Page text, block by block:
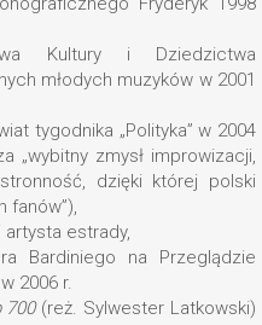
Kultury i Dziedzictwa
młodych muzyków w 2001
tygodnika „Polityka” w 2004
„wybitny zmysł improwizacji,
dzięki której polski
fanów”),
estrady,
Bardiniego na Przeglądzie
2006 r.
700(reż. Sylwester Latkowski)